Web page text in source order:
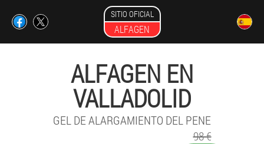
SITIO OFICIAL
ALFAGEN
ALFAGEN EN
VALLADOLID
GEL DE ALARGAMIENTO DEL PENE
98 €